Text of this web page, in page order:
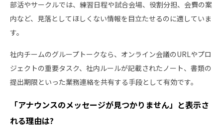
部活やサークルでは、練習日程や試合会場、役割分担、会費の案
内など、見落としてほしくない情報を目立たせるのに適していま
す。
社内チームのグループトークなら、オンライン会議のURLやプロ
ジェクトの重要タスク、社内ルールが記載されたノート、書類の
提出期限といった業務連絡を共有する手段として有効です。
「アナウンスのメッセージが見つかりません」と表示さ
れる理由は?